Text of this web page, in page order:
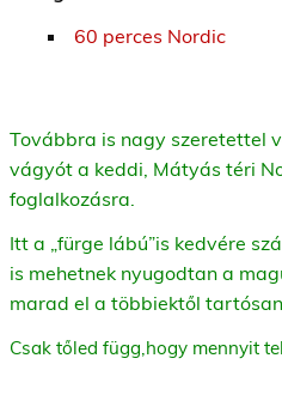
60 perces Nordic
Továbbra is nagy szeretettel
vágyót a keddi, Mátyás téri
foglalkozásra.
Itt a „fürge lábú”is kedvére
is mehetnek nyugodtan a
marad el a többiektől tartósan.
Csak tőled függ,hogy mennyit